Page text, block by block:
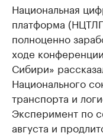
Национальная
платформа
полноценно
ходе
Сибири»
Национального
транспорта и
Эксперимент по
августа и